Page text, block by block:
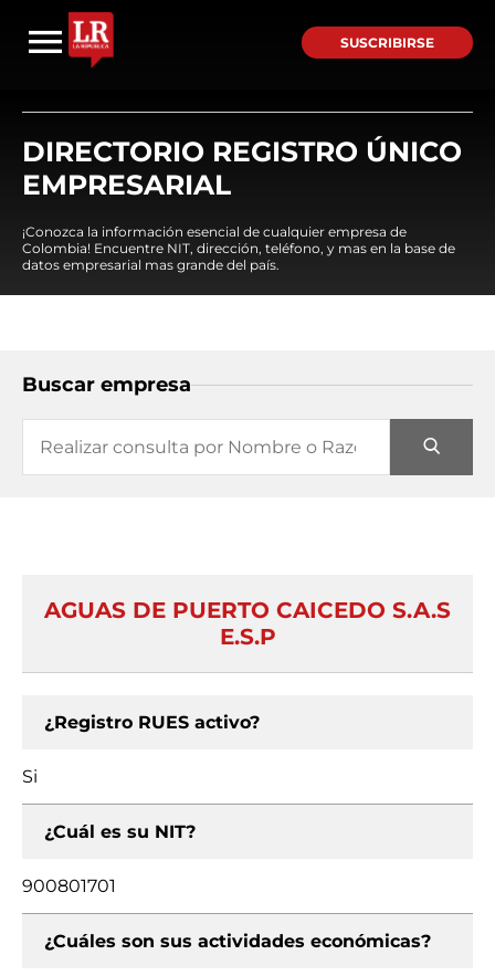
SUSCRIBIRSE
DIRECTORIO REGISTRO ÚNICO
EMPRESARIAL
¡Conozca la información esencial de cualquier empresa de
Colombia! Encuentre NIT, dirección, teléfono, y mas en la base de
datos empresarial mas grande del país.
Buscar empresa
AGUAS DE PUERTO CAICEDO S.A.S
E.S.P
¿Registro RUES activo?
Si
¿Cuál es su NIT?
900801701
¿Cuáles son sus actividades económicas?